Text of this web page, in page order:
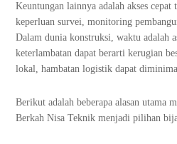
Keuntungan lainnya adalah akses
keperluan survei, monitoring
Dalam dunia konstruksi, waktu adalah
keterlambatan dapat berarti kerugian
lokal, hambatan logistik dapat
Berikut adalah beberapa alasan utama
Berkah Nisa Teknik menjadi pilihan